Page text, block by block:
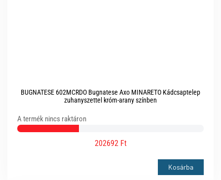
BUGNATESE 602MCRDO Bugnatese Axo MINARETO Kádcsaptelep
zuhanyszettel króm-arany színben
A termék nincs raktáron
202692 Ft
Kosárba